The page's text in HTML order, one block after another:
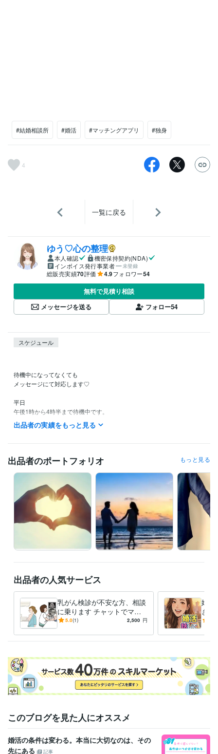
#結婚相談所 #婚活 #マッチングアプリ #独身
4
一覧に戻る
ゆう♡心の整理
本人確認
機密保持契約(NDA)
インボイス発行事業者
未登録
総販売実績70評価 4.9フォロワー54
無料で見積り相談
メッセージを送る
フォロー54
スケジュール
待機中になってなくても
メッセージにて対応します♡
平日
午後1時から4時半まで待機中です。
午後22時から23時半まで待機中です。
メッセージはいつでもお待ちしております。
✅待機中でなくてもメッセージを頂き対応可能。
✅待機中は直ぐ通話可能です。
✅早朝は終わり時間があります、ご了承下さい。
✅アプリ通話にてお掛けいたします
✅寂しい時、1分でも繋がりたい雑談OK。
✅事前にメッセージ頂き質問も受け付けています
経験職種
医療・介護 / MR
受賞歴
笑顔届けます賞 ココナラブログ
2025年４月コ
コナラ、シルバーランク 2025年５月ココナラ、ゴールドランク
資格・検定
普通自動車第一種運転免許 取得年 : 1999年
ビジネス・クリエイティブツール
Excel:20年PowerPoint:17年Word:22年Canva:1年
Google サイト:10年
一太郎:22年
出品者の実績をもっと見る
出品者のポートフォリオ もっと見る
出品者の人気サービス
乳がん検診が不安な方、相談
に乗ります チャットでマン
モグラフィーＡ認定技師がお
5.0(1) 2,500 円
婚活
きま
マッ
このブログを見た人にオススメ
婚活の条件は変わる。本当に大切なのは、その
先にある
記事